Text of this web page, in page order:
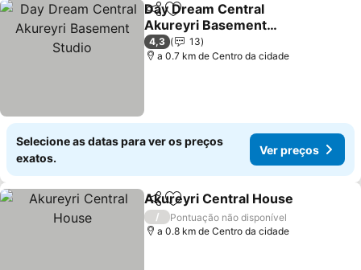
PartilharAdicionar aos favoritos
Day Dream Central
Akureyri Basement
Studio
Ver preços
4,3
13
a 0.7 km de Centro da cidade
Selecione as datas para ver os preços
exatos.
Ver preços
PartilharAdicionar aos favoritos
Akureyri Central House
/
Pontuação não disponível
a 0.8 km de Centro da cidade